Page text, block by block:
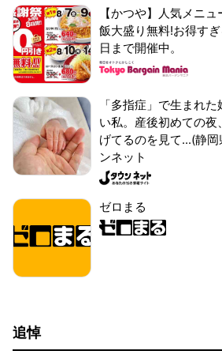
【かつや】人気メニ
飯大盛り無料!お得す
日まで開催中。
「多指症」で生まれ
い私。産後初めての
げてるのを見て...(静
ンネット
ゼロまる
追悼